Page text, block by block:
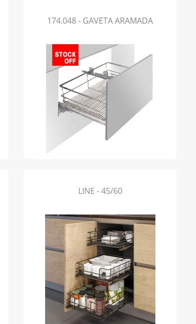
174.048 - GAVETA ARAMADA
LINE - 45/60